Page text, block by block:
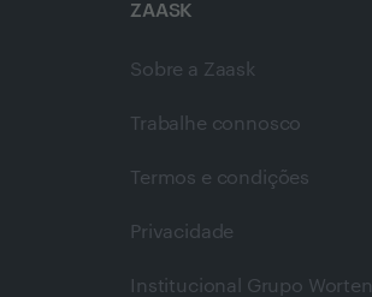
ZAASK
Sobre a Zaask
Trabalhe connosco
Termos e condições
Privacidade
Institucional Grupo Worten